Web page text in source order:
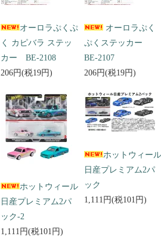
オーロラぷくぷ
く カピバラ ステッ
カー BE-2108
206円(税19円)
オーロラぷく
ぷくステッカー
BE-2107
206円(税19円)
ホットウィール
日産プレミアム2パ
ック-2
1,111円(税101円)
ホットウィール
日産プレミアム2パ
ック
1,111円(税101円)